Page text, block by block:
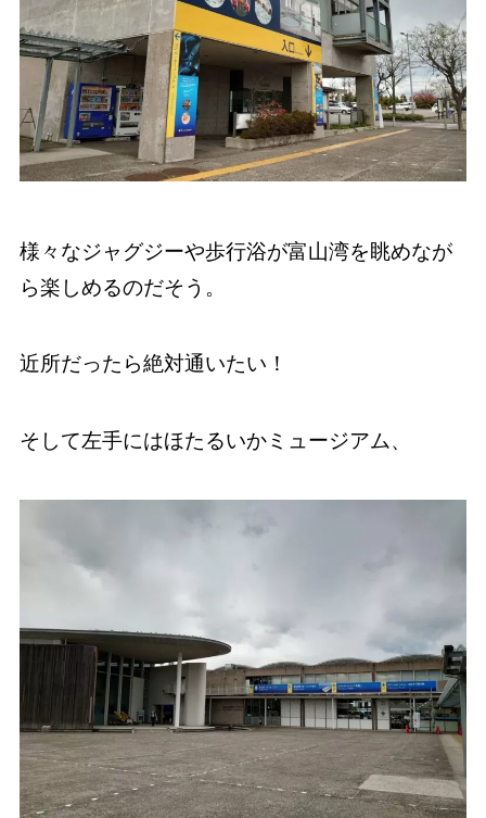
様々なジャグジーや歩行浴が富山湾を眺めなが
ら楽しめるのだそう。
近所だったら絶対通いたい！
そして左手にはほたるいかミュージアム、